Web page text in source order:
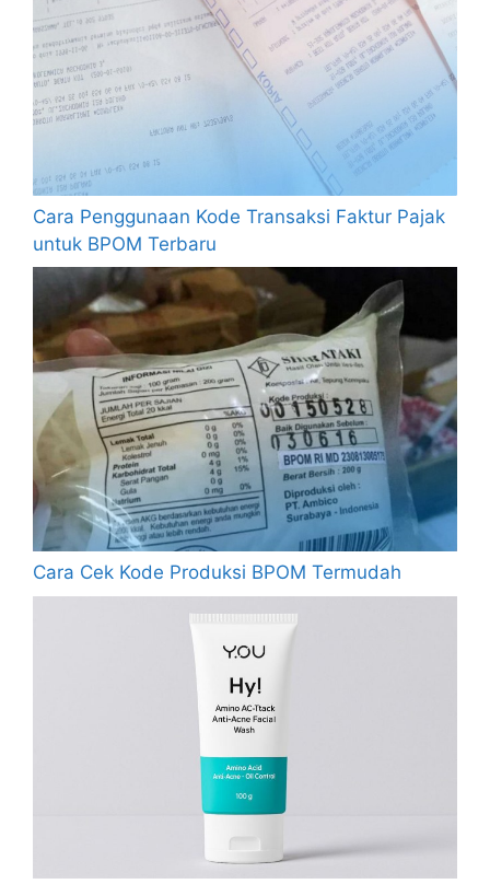
Cara Penggunaan Kode Transaksi Faktur Pajak
untuk BPOM Terbaru
Cara Cek Kode Produksi BPOM Termudah